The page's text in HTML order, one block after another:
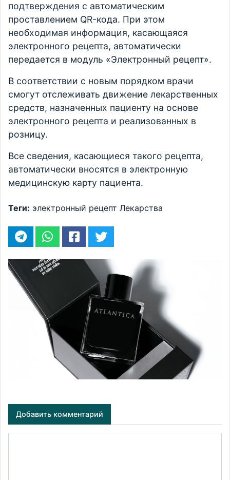
подтверждения с автоматическим
проставлением QR-кода. При этом
необходимая информация, касающаяся
электронного рецепта, автоматически
передается в модуль «Электронный рецепт».
В соответствии с новым порядком врачи
смогут отслеживать движение лекарственных
средств, назначенных пациенту на основе
электронного рецепта и реализованных в
розницу.
Все сведения, касающиеся такого рецепта,
автоматически вносятся в электронную
медицинскую карту пациента.
Теги: электронный рецепт Лекарства
Добавить комментарий